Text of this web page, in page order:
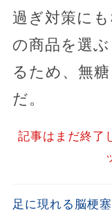
過ぎ対策に
の商品を選
るため、無
だ。
記事はまだ終了
足に現れる脳梗